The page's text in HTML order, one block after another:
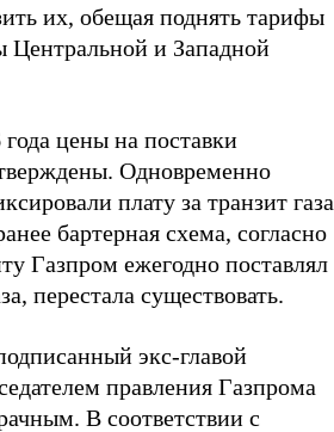
их, обещая поднять тарифы
Центральной и Западной
цены на поставки
Одновременно
плату за транзит газа
бартерная схема, согласно
Газпром ежегодно поставлял
перестала существовать.
экс-главой
правления Газпрома
В соответствии с